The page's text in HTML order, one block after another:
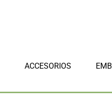
ACCESORIOS